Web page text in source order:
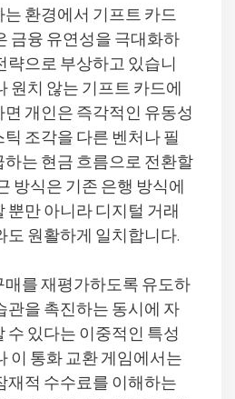
환경에서 기프트 카드
금융 유연성을 극대화하
략으로 부상하고 있습니
원치 않는 기프트 카드에
개인은 즉각적인 유동성
조각을 다른 벤처나 필
하는 현금 흐름으로 전환할
방식은 기존 은행 방식에
뿐만 아니라 디지털 거래
도 원활하게 일치합니다.
매를 재평가하도록 유도하
관을 촉진하는 동시에 자
수 있다는 이중적인 특성
이 통화 교환 게임에서는
재적 수수료를 이해하는